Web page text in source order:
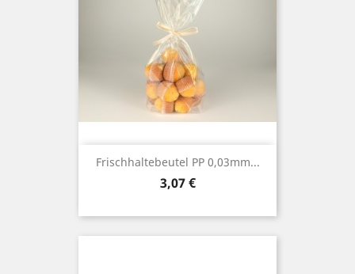
Frischhaltebeutel PP 0,03mm...
Preis
3,07 €